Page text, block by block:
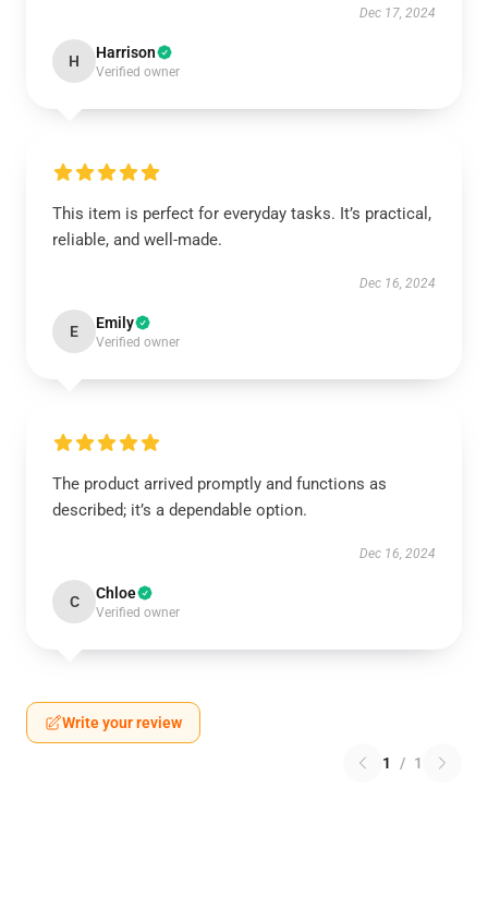
Dec 17, 2024
H Harrison
Verified owner
This item is perfect for everyday tasks. It’s practical,
reliable, and well-made.
Dec 16, 2024
E Emily
Verified owner
The product arrived promptly and functions as
described; it’s a dependable option.
Dec 16, 2024
C Chloe
Verified owner
Write your review
1 / 1